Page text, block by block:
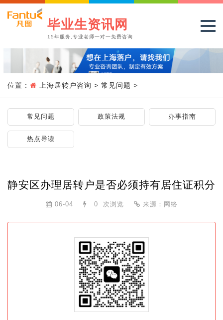
毕业生资讯网
15年服务,专业老师一对一免费咨询
位置： 上海居转户咨询 > 常见问题 >
常见问题 政策法规 办事指南
热点导读
静安区办理居转户是否必须持有居住证积分
06-04 0 次浏览 来源：网络